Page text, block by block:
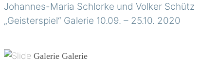
Johannes-Maria Schlorke und Volker Schütz
„Geisterspiel“ Galerie 10.09. – 25.10. 2020
Galerie Galerie